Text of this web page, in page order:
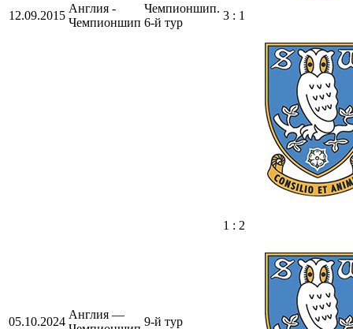
12.09.2015
Англия -
Чемпионшип
Чемпионшип.
6-й тур
3 : 1
05.10.2024
Англия —
9-й тур
1 : 2